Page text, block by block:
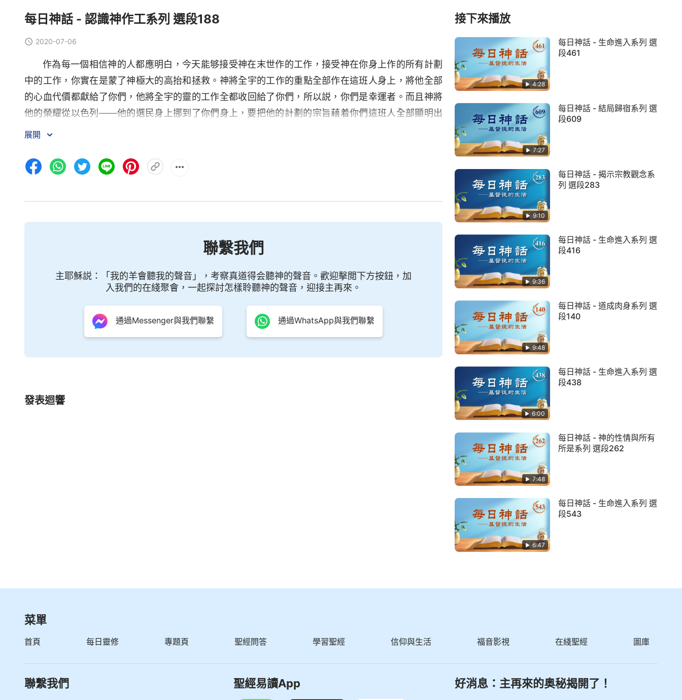
每日神話 - 認識神作工系列 選段188
2020-07-06
作為每一個相信神的人都應明白，今天能够接受神在末世作的工作，接受神在你身上作的所有計劃
中的工作，你實在是蒙了神極大的高抬和拯救。神將全宇的工作的重點全部作在這班人身上，將他全部
的心血代價都獻給了你們，他將全宇的靈的工作全都收回給了你們，所以説，你們是幸運者。而且神將
他的榮耀從以色列——他的選民身上挪到了你們身上，要把他的計劃的宗旨藉着你們這班人全部顯明出
來，所以你們都是承受神産業的，更是承受神榮耀的人。或許你們都記得這樣的話：「我們這至暫至輕
含義，今天深知這話的實際意義。這句話是神在末世要成就的，而且是成就在大紅龍盤卧之地受到大紅
龍殘酷迫害的人身上，因着大紅龍是逼迫神的，是神的仇敵，所以在此地的人都因着信神而受羞辱、受
分。神在大紅龍之地開展他的工作是相當難的，而神又藉此「難」來作了他的一步工作，來顯明神的智
慧，顯明神的奇妙作為，藉此機會神將這班人作成。就因着人受的苦，因着人的素質，因着這個污穢之
這是神在這班人身上付出所有代價的全部意義。就是説，神就是藉着抵擋神的人來作征服的工作，只有
這樣作才可顯明神的大能，就是只有在污穢之地的人才有資格承受神的榮耀，這樣才可襯托神的大能。
所以説，神得榮耀是從污穢之地得着，是從污穢之地的人身上得着，這是神的心意。就如
作，就在逼迫他的法利賽人中間才可得着榮耀，若是没有法利賽人的逼迫，没有猶大的出賣，耶穌不能
受譏笑，不能受毁謗，更不能釘十字架，也不能得着榮耀。神在每一個時代在什麽地方作工，在何處作
他在肉身的工作，他就在何處得着榮耀，也從那處得着他要得着的人，這是神作工的計劃，是神的經
之地的人所有的撒但性情來作神的潔净、征服工作，使神從此得着榮耀，使神從此得着見證他作為的
——《跟隨羔羊唱新歌》
展開
聯繫我們
主耶穌説：「我的羊會聽我的聲音」，考察真道得会聽神的聲音。歡迎擊閲下方按鈕，加
入我們的在綫聚會，一起探討怎樣聆聽神的聲音，迎接主再來。
通過Messenger與我們聯繫 通過WhatsApp與我們聯繫
發表迴響
接下來播放
4:28
每日神話 - 生命進入系列 選
段461
7:27
每日神話 - 結局歸宿系列 選
段609
9:10
每日神話 - 揭示宗教觀念系
列 選段283
9:36
每日神話 - 生命進入系列 選
段416
9:48
每日神話 - 道成肉身系列 選
段140
6:00
每日神話 - 生命進入系列 選
段438
7:48
每日神話 - 神的性情與所有
所是系列 選段262
6:47
每日神話 - 生命進入系列 選
段543
菜單
首頁 每日靈修 專題頁 聖經問答 學習聖經 信仰與生活 福音影視 在綫聖經 圖庫
聯繫我們 聖經易讀App 好消息：主再來的奥秘揭開了！